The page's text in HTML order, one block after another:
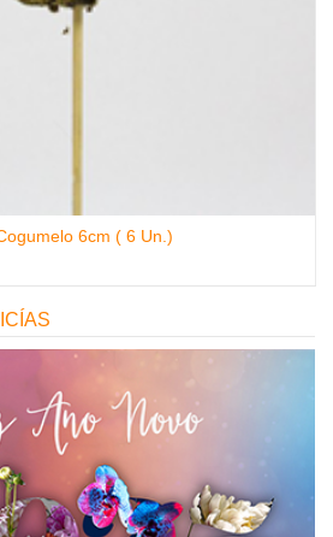
6cm ( 6 Un.)